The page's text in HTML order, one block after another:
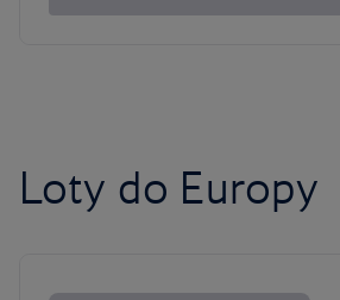
Loty do Europy